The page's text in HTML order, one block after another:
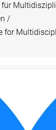
/
for